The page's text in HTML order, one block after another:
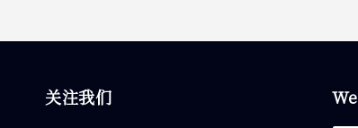
关注我们